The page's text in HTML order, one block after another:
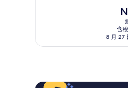
了，
論
現
在
價
格
為
含
8 月 27